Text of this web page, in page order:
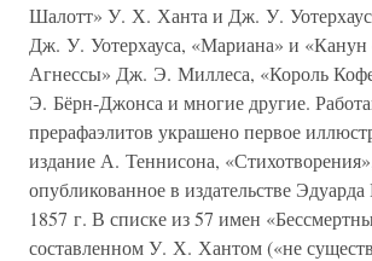
Шалотт» У. Х. Ханта и Дж. У.
Дж. У. Уотерхауса, «Мариана» и «Канун
Агнессы» Дж. Э. Миллеса, «Король
Э. Бёрн-Джонса и многие другие.
прерафаэлитов украшено первое
издание А. Теннисона,
опубликованное в издательстве
1857 г. В списке из 57 имен
составленном У. Х. Хантом («не